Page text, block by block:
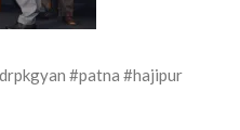
#patna #hajipur